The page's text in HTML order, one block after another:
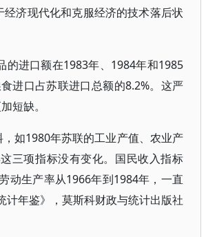
济现代化和克服经济的技术落后状
的进口额在1983年、1984年和1985
进口占苏联进口总额的8.2%。这严
短缺。
如1980年苏联的工业产值、农业产
三项指标没有变化。国民收入指标
动生产率从1966年到1984年，一直
年鉴》，莫斯科财政与统计出版社